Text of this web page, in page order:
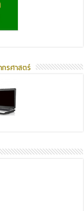
รศาสตร์